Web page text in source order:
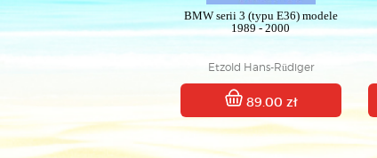
BMW serii 3 (typu E36) modele
1989 - 2000
Etzold Hans-Rüdiger
89.00 zł